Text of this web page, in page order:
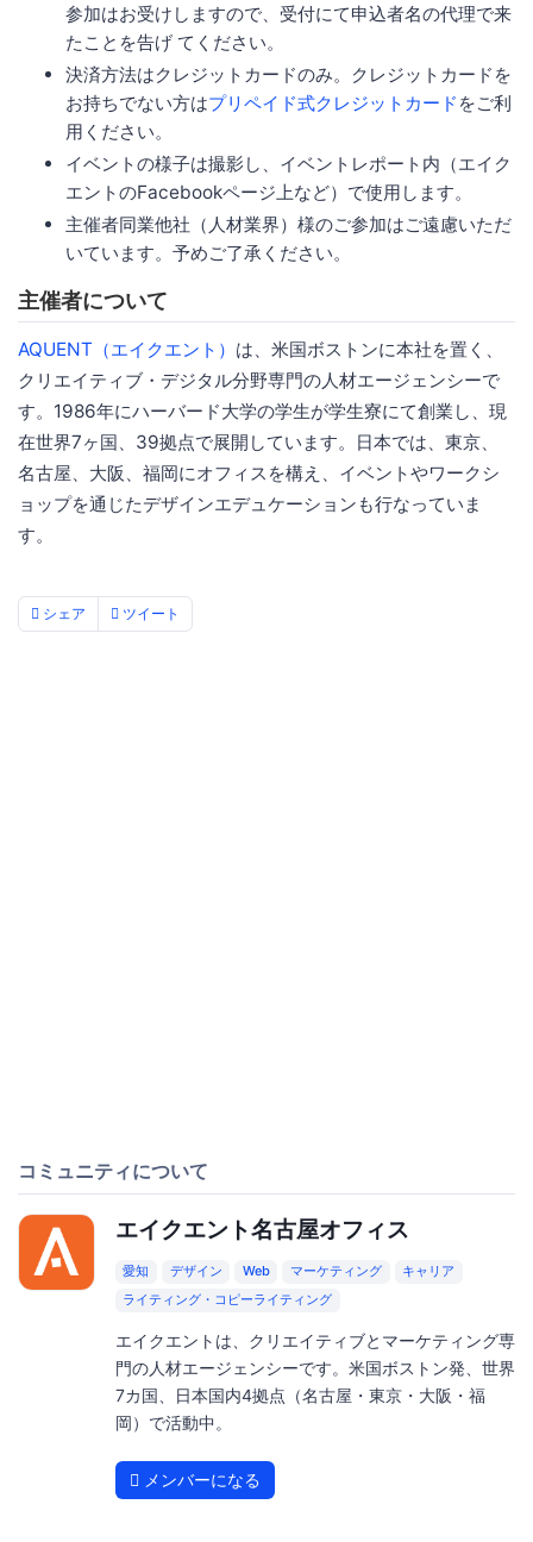
参加はお受けしますので、受付にて申込者名の代理で来
たことを告げ てください。
決済方法はクレジットカードのみ。クレジットカードを
お持ちでない方はプリペイド式クレジットカード をご利
用ください。
イベントの様子は撮影し、イベントレポート内（エイク
エントのFacebookページ上など）で使用します。
主催者同業他社（人材業界）様のご参加はご遠慮いただ
いています。予めご了承ください。
主催者について
AQUENT（エイクエント） は、米国ボストンに本社を置く、
クリエイティブ・デジタル分野専門の人材エージェンシーで
す。1986年にハーバード大学の学生が学生寮にて創業し、現
在世界7ヶ国、39拠点で展開しています。日本では、東京、
名古屋、大阪、福岡にオフィスを構え、イベントやワークシ
ョップを通じたデザインエデュケーションも行なっていま
す。
シェア ツイート
コミュニティについて
エイクエント名古屋オフィス
愛知 デザイン Web マーケティング
キャリア
ライティング・コピーライティング
エイクエントは、クリエイティブとマーケティング専
門の人材エージェンシーです。米国ボストン発、世界
7カ国、日本国内4拠点（名古屋・東京・大阪・福
岡）で活動中。
メンバーになる